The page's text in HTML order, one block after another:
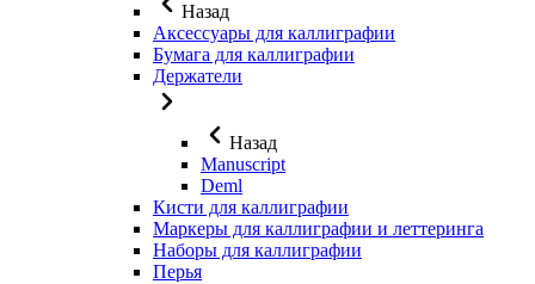
Назад
Аксессуары для каллиграфии
Бумага для каллиграфии
Держатели
Назад
Manuscript
Deml
Кисти для каллиграфии
Маркеры для каллиграфии и леттеринга
Наборы для каллиграфии
Перья